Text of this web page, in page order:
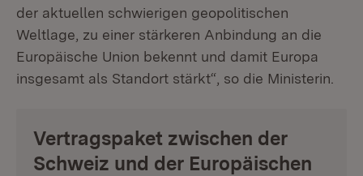
der aktuellen schwierigen geopolitischen
Weltlage, zu einer stärkeren Anbindung an die
Europäische Union bekennt und damit Europa
insgesamt als Standort stärkt“, so die Ministerin.
Vertragspaket zwischen der
Schweiz und der Europäischen